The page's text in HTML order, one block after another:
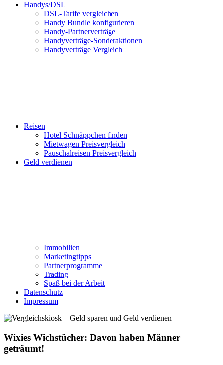
Handys/DSL
DSL-Tarife vergleichen
Handy Bundle konfigurieren
Handy-Partnerverträge
Handyverträge-Sonderaktionen
Handyverträge Vergleich
Reisen
Hotel Schnäppchen finden
Mietwagen Preisvergleich
Pauschalreisen Preisvergleich
Geld verdienen
Immobilien
Marketingtipps
Partnerprogramme
Trading
Spaß bei der Arbeit
Datenschutz
Impressum
Wixies Wichstücher: Davon haben Männer
geträumt!